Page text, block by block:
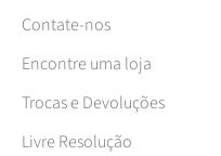
Contate-nos
Encontre uma loja
Trocas e Devoluções
Livre Resolução